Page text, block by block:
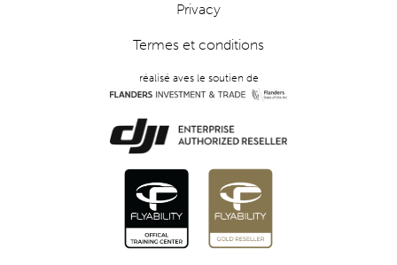
Privacy
Termes et conditions
réalisé aves le soutien de